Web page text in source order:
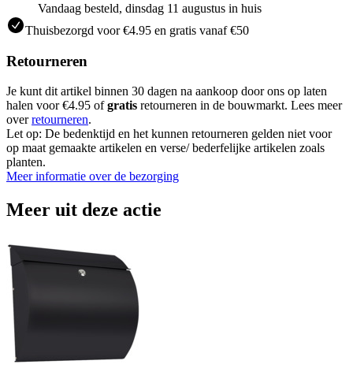
Vandaag besteld, dinsdag 11 augustus in huis
Thuisbezorgd voor €4.95 en gratis vanaf €50
Retourneren
Je kunt dit artikel binnen 30 dagen na aankoop door ons op laten
halen voor €4.95 ofgratis retourneren in de bouwmarkt. Lees meer
overretourneren.
Let op: De bedenktijd en het kunnen retourneren gelden niet voor
op maat gemaakte artikelen en verse/ bederfelijke artikelen zoals
planten.
Meer informatie over de bezorging
Meer uit deze actie